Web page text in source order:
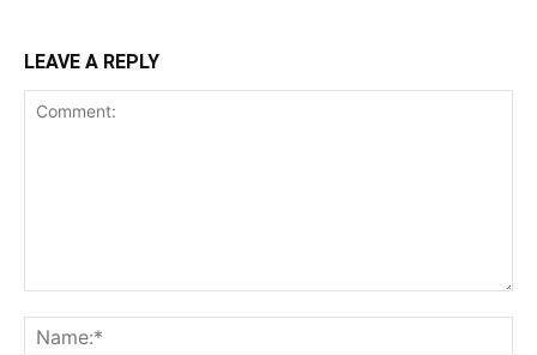
LEAVE A REPLY